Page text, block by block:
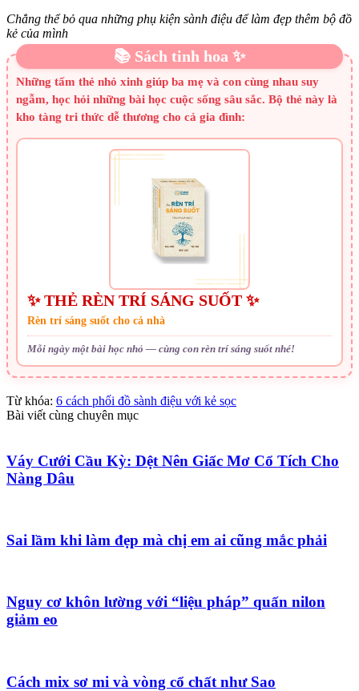
Chẳng thể bỏ qua những phụ kiện sành điệu để làm đẹp thêm bộ đồ
kẻ của mình
📚 Sách tinh hoa ✨
Những tấm thẻ nhỏ xinh giúp ba mẹ và con cùng nhau suy
ngẫm, học hỏi những bài học cuộc sống sâu sắc. Bộ thẻ này là
kho tàng tri thức dễ thương cho cả gia đình:
✨ THẺ RÈN TRÍ SÁNG SUỐT ✨
Rèn trí sáng suốt cho cả nhà
Mỗi ngày một bài học nhỏ — cùng con rèn trí sáng suốt nhé!
Từ khóa: 6 cách phối đồ sành điệu với kẻ sọc
Bài viết cùng chuyên mục
Váy Cưới Cầu Kỳ: Dệt Nên Giấc Mơ Cổ Tích Cho
Nàng Dâu
Sai lầm khi làm đẹp mà chị em ai cũng mắc phải
Nguy cơ khôn lường với “liệu pháp” quấn nilon
giảm eo
Cách mix sơ mi và vòng cổ chất như Sao